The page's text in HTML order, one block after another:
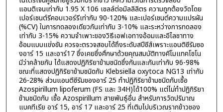
แอนติเจนเท่ากับ 1.95 X 106 เชลล์ต่อมิลลิลิตร ความถูกต้องวัดโดย
เปอร์เชนต์รีคอบเวอร์รีเท่ากับ 90-120% และเปอร์เชนต์ความแปรผัน
(%CV) ในการทดลองเดียวกันเท่ากับ 3-10% และระหว่างการทดลอง
เท่ากับ 3-15% ความจำเพาะของวิธีเอฟเอทางอ้อมและอีไลซาทาง
อ้อมแบบแข่งขัน ควรจะตรวจสอบได้ถึงระดับสปีซีส์เพราะแอนติซีรัมซอ
งอาร์ 15 และอาร์17 ซึ่งเคยซึ่งศึกษาด้วยคุณสมบัติทางคีโมแทคโชโน
มีว่าคล้ายกัน ได้แสดงปฏิกิริยาข้ามชนิดซึ่งกันและกันเท่ากับ 96-98%
ขณะที่แสดงปฏิกิริยาข้ามชนิดกับ Klebsiella oxytoca NG13 เท่ากับ
26-28% ส่วนแอนตีซีรัมของอาร์ 25 ทำปฏิกิริยาข้ามชนิดกับเชื้อ
Azospirillum lipoferum (FS และ 34H)ได้100% แต่ไม่ทำปฏิกิริยา
ข้ามชนิดกับ เชื้อ Azospirillum สายพันธุ์อื่น สำหรับการวัดปริมาณ
แบคทีเรีย อาร์ 15, อาร์ 17 และอาร์ 25 ที่เติมไปบริเวณรากข้าวชอง